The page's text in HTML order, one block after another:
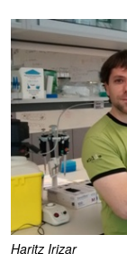
Haritz Irizar